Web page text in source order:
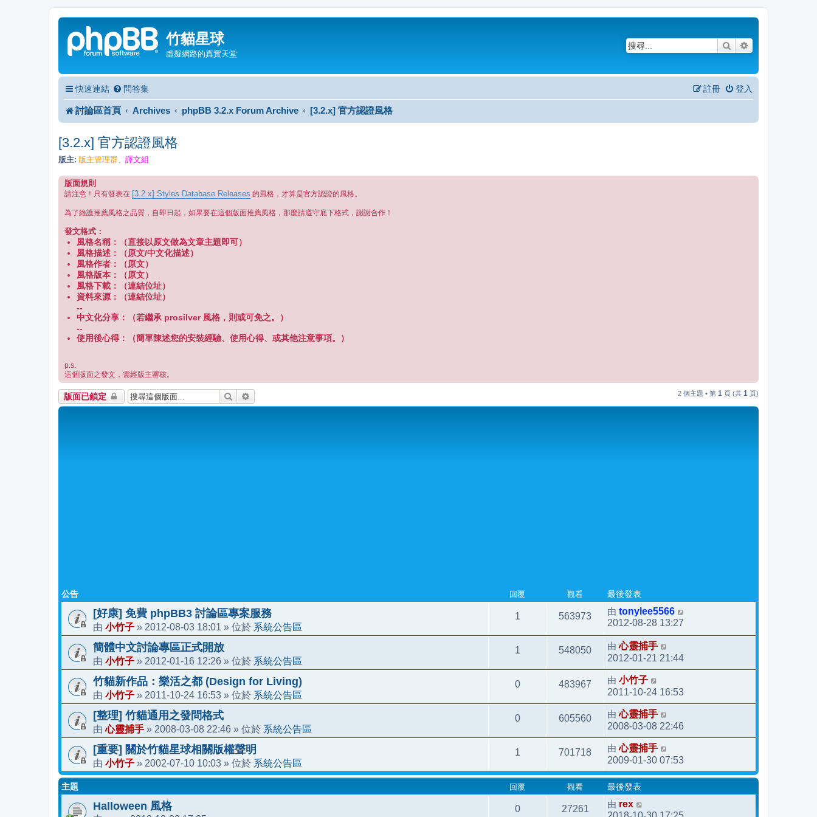
竹貓星球
虛擬網路的真實天堂
搜尋
快速連結 問答集 登入
註冊
討論區首頁 Archives phpBB 3.2.x Forum Archive [3.2.x] 官方認證風格
[3.2.x] 官方認證風格
版主: 版主管理群 譯文組
版面規則
請注意！只有發表在 [3.2.x] Styles Database Releases 的風格，才算是官方認證的風格。
為了維護推薦風格之品質，自即日起，如果要在這個版面推薦風格，那麼請遵守底下格式，謝謝合作！
發文格式：
風格名稱：（直接以原文做為文章主題即可）
風格描述：（原文/中文化描述）
風格作者：（原文）
風格版本：（原文）
風格下載：（連結位址）
資料來源：（連結位址）
--
中文化分享：（若繼承 prosilver 風格，則或可免之。）
--
使用後心得：（簡單陳述您的安裝經驗、使用心得、或其他注意事項。）
p.s.
這個版面之發文，需經版主審核。
版面已鎖定 搜尋 2 個主題 • 第 1 頁 (共 1 頁)
公告 回覆 觀看 最後發表
[好康] 免費 phpBB3 討論區專案服務
由 小竹子 » 2012-08-03 18:01 » 位於 系統公告區
1 563973 由 tonylee5566
2012-08-28 13:27
簡體中文討論專區正式開放
由 小竹子 » 2012-01-16 12:26 » 位於 系統公告區
1 548050 由心靈捕手
2012-01-21 21:44
竹貓新作品：樂活之都 (Design for Living)
由 小竹子 » 2011-10-24 16:53 » 位於 系統公告區
0 483967 由 小竹子
2011-10-24 16:53
[整理] 竹貓通用之發問格式
由心靈捕手 » 2008-03-08 22:46 » 位於 系統公告區
0 605560 由心靈捕手
2008-03-08 22:46
[重要] 關於竹貓星球相關版權聲明
由 小竹子 » 2002-07-10 10:03 » 位於 系統公告區
1 701718 由心靈捕手
2009-01-30 07:53
主題 回覆 觀看 最後發表
Halloween 風格 0 27261 由 rex